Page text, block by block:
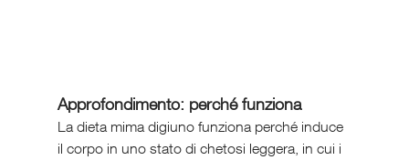
Approfondimento: perché funziona
La dieta mima digiuno funziona perché induce
il corpo in uno stato di chetosi leggera, in cui i